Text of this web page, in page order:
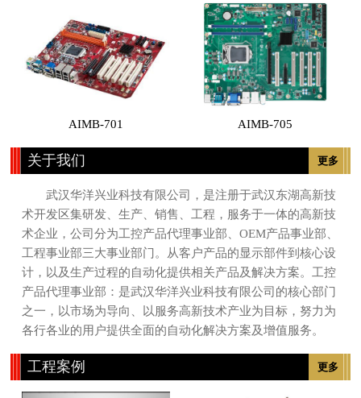
AIMB-701 AIMB-705
更多
关于我们
武汉华洋兴业科技有限公司，是注册于武汉东湖高新技
术开发区集研发、生产、销售、工程，服务于一体的高新技
术企业，公司分为工控产品代理事业部、OEM产品事业部、
工程事业部三大事业部门。从客户产品的显示部件到核心设
计，以及生产过程的自动化提供相关产品及解决方案。工控
产品代理事业部：是武汉华洋兴业科技有限公司的核心部门
之一，以市场为导向、以服务高新技术产业为目标，努力为
各行各业的用户提供全面的自动化解决方案及增值服务。
更多
工程案例